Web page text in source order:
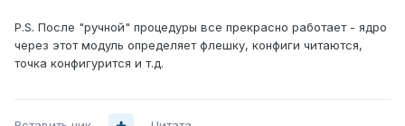
P.S. После "ручной" процедуры все прекрасно работает - ядро
через этот модуль определяет флешку, конфиги читаются,
точка конфигурится и т.д.